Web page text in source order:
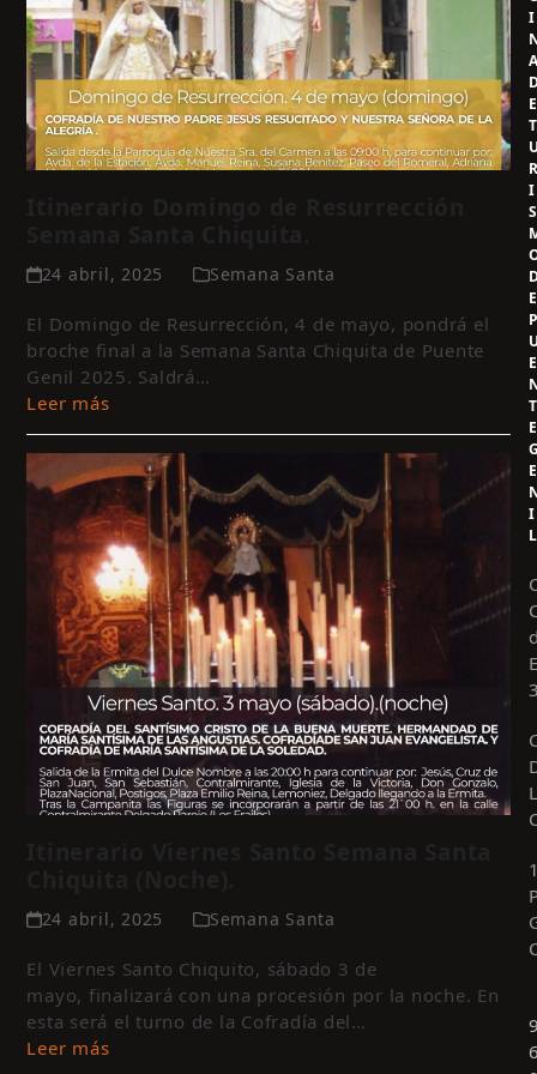
24 abril, 2025 Semana Santa
El Domingo de Resurrección, 4 de mayo, pondrá el
broche final a la Semana Santa Chiquita de Puente
Genil 2025. Saldrá…
Leer más
24 abril, 2025 Semana Santa
El Viernes Santo Chiquito, sábado 3 de
mayo, finalizará con una procesión por la noche. En
esta será el turno de la Cofradía del…
Leer más
I
E
T
I
S
E
E
T
E
E
I
L